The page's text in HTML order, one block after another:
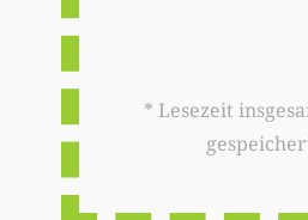
* Lesezeit insgesamt auf woxx.lu: 0 Minute.